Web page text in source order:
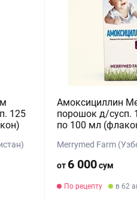
125
Амоксициллин
порошок д/сусп.
по 100 мл
Merrymed Farm
от 6 000сум
По рецепту в 62